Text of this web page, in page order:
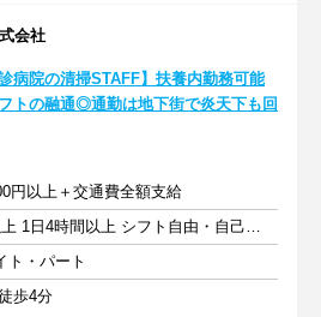
会社
診病院の清掃STAFF】扶養内勤務可能
トの融通◎通勤は地下街で炎天下も回
円以上＋交通費全額支給
週1日以上 1日4時間以上 シフト自由・自己申告
ト・パート
歩4分